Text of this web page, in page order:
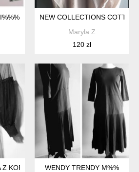
NEW COLLECTIONS COTTON
Maryla Z
120 zł
Z KORONKĄ S/M%%WENDY TRENDY M%%